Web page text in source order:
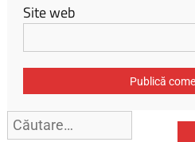
Site web